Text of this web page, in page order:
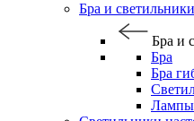
Бра и
Бра и
Бра
Бра
Лампы